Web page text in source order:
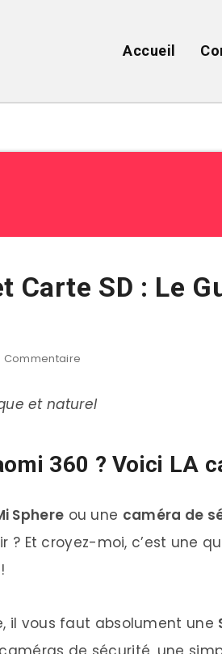
Accueil
Carte SD : Le
Commentaire
et naturel
360 ? Voici LA
Sphere ou une caméra de
? Et croyez-moi, c’est une
il vous faut absolument une